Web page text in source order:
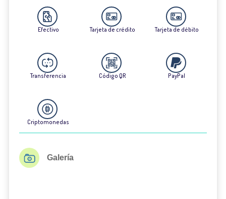
Efectivo Tarjeta de crédito Tarjeta de débito
Transferencia Código QR PayPal
Criptomonedas
Galería